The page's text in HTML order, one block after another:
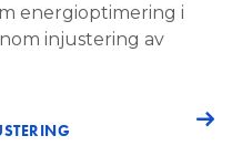
energioptimering i
injustering av